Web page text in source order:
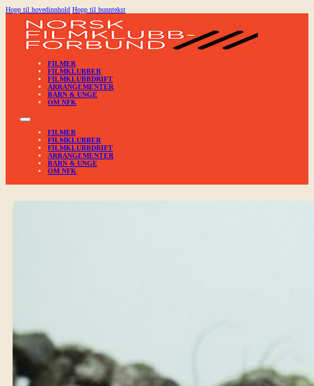
Hopp til hovedinnhold Hopp til bunntekst
FILMER
FILMKLUBBER
FILMKLUBBDRIFT
ARRANGEMENTER
BARN & UNGE
OM NFK
FILMER
FILMKLUBBER
FILMKLUBBDRIFT
ARRANGEMENTER
BARN & UNGE
OM NFK